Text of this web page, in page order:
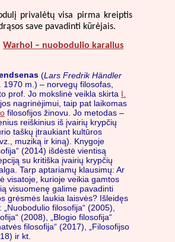
privalėtų visa pirma kreiptis
save pavadinti kūrėjais.
Warhol – nuobodulio karalius
(Lars Fredrik Händler
1970 m.) – norvegų filosofas,
prof. Jo mokslinė veikla skirta I.
nagrinėjimui, taip pat laikomas
filosofijos žinovu. Jo metodas –
reiškinius iš įvairių krypčių
taškų įtraukiant kultūros
muziką ir kiną). Knygoje
(2014) išdėstė vientisą
su kritiška įvairių krypčių
Tarp aptariamų klausimų: Ar
visatoje, kurioje veikia gamtos
visuomenę galime pavadinti
grėsmės laukia laisvės? Išleidęs
„Nuobodulio filosofija“ (2005),
(2008), „Blogio filosofija“
filosofija“ (2017), „Filosofijso
ir kt.